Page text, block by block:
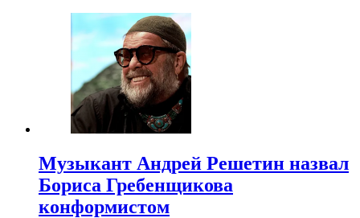
Музыкант Андрей Решетин назвал
Бориса Гребенщикова
конформистом